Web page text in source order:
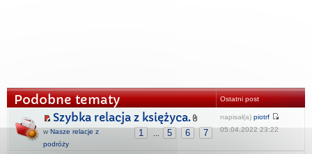
Podobne tematy Ostatni post
Szybka relacja z księżyca.
1 ... 5 6 7
w Nasze relacje z
podróży
napisał(a) piotrf
05.04.2022 23:22